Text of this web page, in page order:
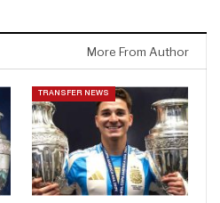
More From Author
TRANSFER NEWS